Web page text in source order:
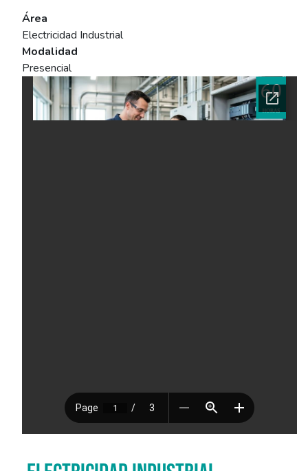
Área
Electricidad Industrial
Modalidad
Presencial
Ficha del curso